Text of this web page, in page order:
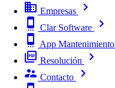
Empresas
Clar Software
App Mantenimiento
Resolución
Contacto